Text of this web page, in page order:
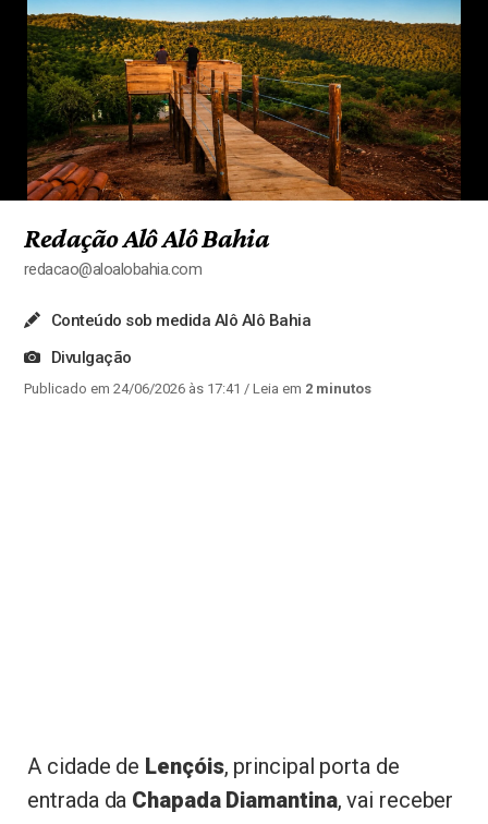
Redação Alô Alô Bahia
redacao@aloalobahia.com
Conteúdo sob medida Alô Alô Bahia
Divulgação
Publicado em 24/06/2026 às 17:41 / Leia em 2 minutos
A cidade de Lençóis, principal porta de
entrada da Chapada Diamantina, vai receber